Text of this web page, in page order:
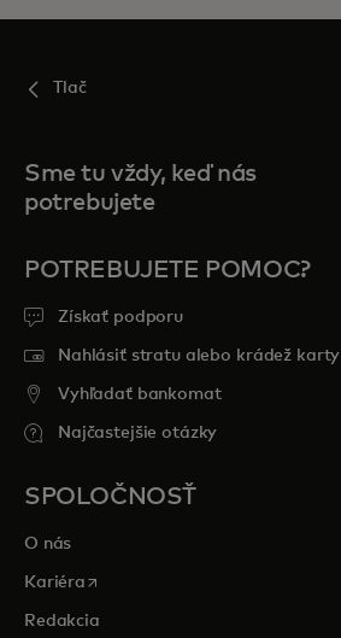
Tlač
Sme tu vždy, keď nás
potrebujete
POTREBUJETE POMOC?
Získať podporu
Nahlásiť stratu alebo krádež karty
Vyhľadať bankomat
Najčastejšie otázky
SPOLOČNOSŤ
O nás
Kariéra opens in a new tab
Redakcia